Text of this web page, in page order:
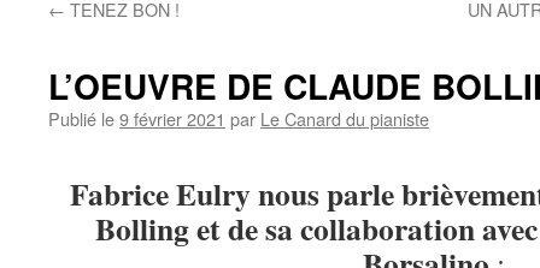
← TENEZ BON ! UN
L’OEUVRE DE CLAUDE
Publié le9 février 2021 par Le Canard du pianiste
Fabrice Eulry nous parle
Bolling et de sa collaboration